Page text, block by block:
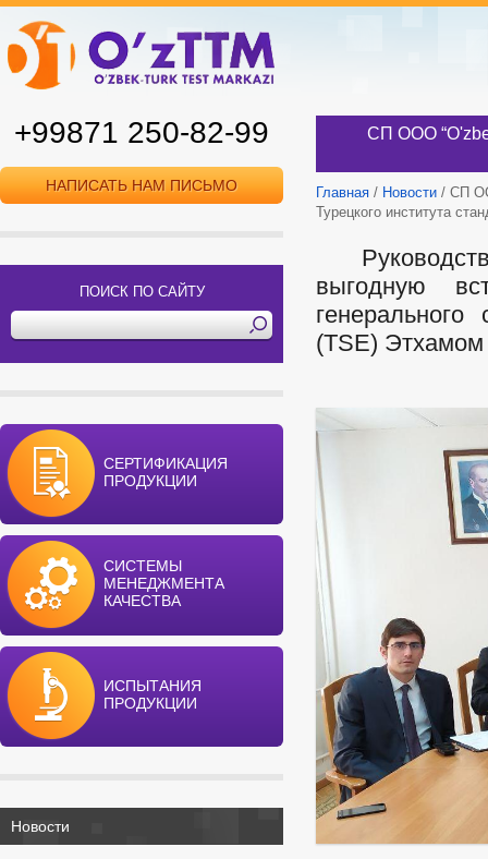
+99871 250-82-99
НАПИСАТЬ НАМ ПИСЬМО
ПОИСК ПО САЙТУ
СЕРТИФИКАЦИЯ
ПРОДУКЦИИ
СИСТЕМЫ
МЕНЕДЖМЕНТА
КАЧЕСТВА
ИСПЫТАНИЯ
ПРОДУКЦИИ
Новости
СП ООО
Главная / Новости / СП
Турецкого института
выгодную
генерального
(TSE)